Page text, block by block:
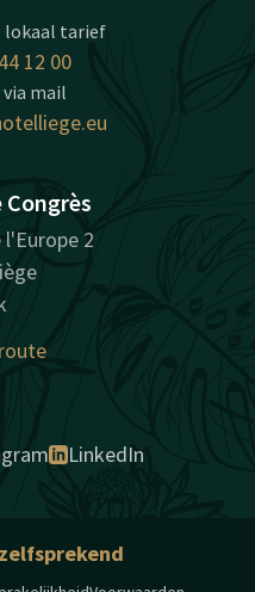
lokaal tarief
12 00
mail
l'Europe 2
LinkedIn